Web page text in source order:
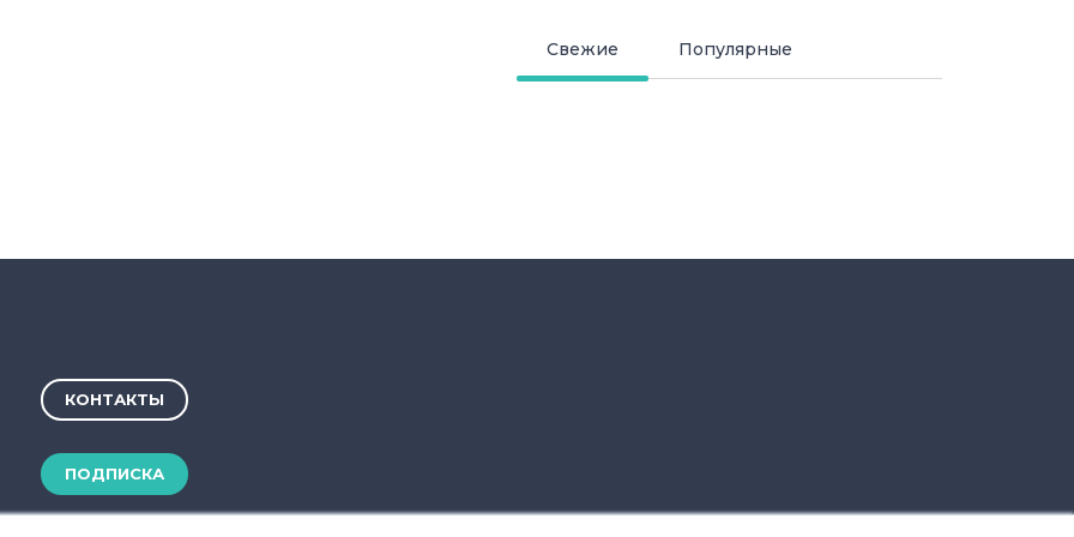
разработка облачных
интерфейсов и
на него приходилось $2,8
Свежие Популярные
КОНТАКТЫ
ПОДПИСКА